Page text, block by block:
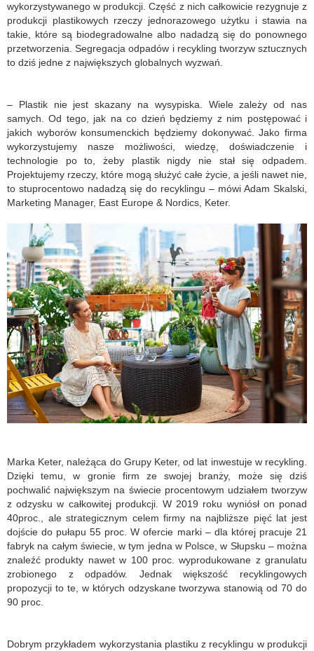
wykorzystywanego w produkcji. Część z nich całkowicie rezygnuje z
produkcji plastikowych rzeczy jednorazowego użytku i stawia na
takie, które są biodegradowalne albo nadadzą się do ponownego
przetworzenia. Segregacja odpadów i recykling tworzyw sztucznych
to dziś jedne z największych globalnych wyzwań.
– Plastik nie jest skazany na wysypiska. Wiele zależy od nas
samych. Od tego, jak na co dzień będziemy z nim postępować i
jakich wyborów konsumenckich będziemy dokonywać. Jako firma
wykorzystujemy nasze możliwości, wiedzę, doświadczenie i
technologie po to, żeby plastik nigdy nie stał się odpadem.
Projektujemy rzeczy, które mogą służyć całe życie, a jeśli nawet nie,
to stuprocentowo nadadzą się do recyklingu – mówi Adam Skalski,
Marketing Manager, East Europe & Nordics, Keter.
Marka Keter, należąca do Grupy Keter, od lat inwestuje w recykling.
Dzięki temu, w gronie firm ze swojej branży, może się dziś
pochwalić największym na świecie procentowym udziałem tworzyw
z odzysku w całkowitej produkcji. W 2019 roku wyniósł on ponad
40proc., ale strategicznym celem firmy na najbliższe pięć lat jest
dojście do pułapu 55 proc. W ofercie marki – dla której pracuje 21
fabryk na całym świecie, w tym jedna w Polsce, w Słupsku – można
znaleźć produkty nawet w 100 proc. wyprodukowane z granulatu
zrobionego z odpadów. Jednak większość recyklingowych
propozycji to te, w których odzyskane tworzywa stanowią od 70 do
90 proc.
Dobrym przykładem wykorzystania plastiku z recyklingu w produkcji